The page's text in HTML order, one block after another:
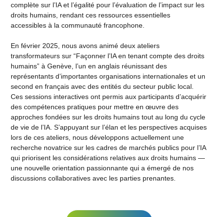
complète sur l’IA et l’égalité pour l’évaluation de l’impact sur les
droits humains, rendant ces ressources essentielles
accessibles à la communauté francophone.
En février 2025, nous avons animé deux ateliers
transformateurs sur “Façonner l’IA en tenant compte des droits
humains” à Genève, l’un en anglais réunissant des
représentants d’importantes organisations internationales et un
second en français avec des entités du secteur public local.
Ces sessions interactives ont permis aux participants d’acquérir
des compétences pratiques pour mettre en œuvre des
approches fondées sur les droits humains tout au long du cycle
de vie de l’IA. S’appuyant sur l’élan et les perspectives acquises
lors de ces ateliers, nous développons actuellement une
recherche novatrice sur les cadres de marchés publics pour l’IA
qui priorisent les considérations relatives aux droits humains —
une nouvelle orientation passionnante qui a émergé de nos
discussions collaboratives avec les parties prenantes.